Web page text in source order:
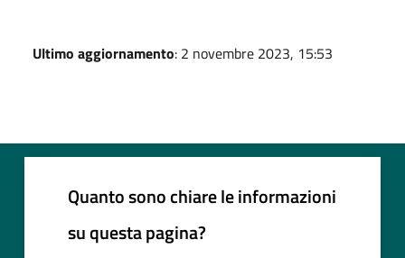
Ultimo aggiornamento: 2 novembre 2023, 15:53
Quanto sono chiare le informazioni
su questa pagina?